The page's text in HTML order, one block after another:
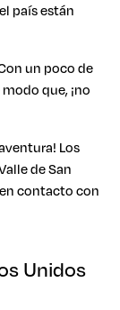
país están
un poco de
que, ¡no
Los
de San
contacto con
Unidos